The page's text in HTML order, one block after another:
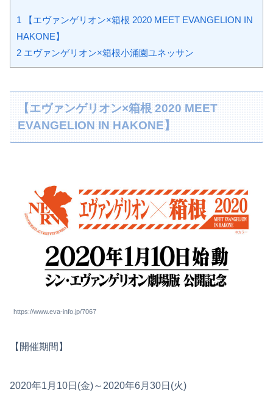
1 【エヴァンゲリオン×箱根 2020 MEET EVANGELION IN
HAKONE】
2 エヴァンゲリオン×箱根小涌園ユネッサン
【エヴァンゲリオン×箱根 2020 MEET
EVANGELION IN HAKONE】
https://www.eva-info.jp/7067
【開催期間】
2020年1月10日(金)～2020年6月30日(火)